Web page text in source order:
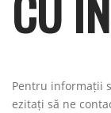
Pentru informații
ezitați să ne